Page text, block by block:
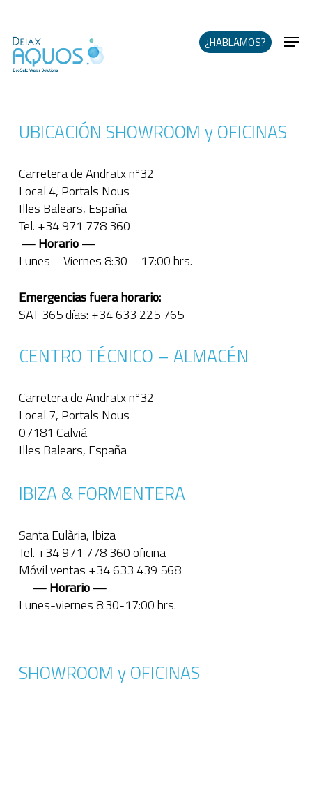
main
content
¿HABLAMOS?
SHOWROOM y OFICINAS
UBICACIÓN SHOWROOM y OFICINAS
Carretera de Andratx nº32
Local 4, Portals Nous
Illes Balears, España
Tel. +34 971 778 360‬
— Horario —
Lunes – Viernes 8:30 – 17:00 hrs.
Emergencias fuera horario:
SAT 365 días: +34 633 225 765
CENTRO TÉCNICO – ALMACÉN
Carretera de Andratx nº32
Local 7, Portals Nous
07181 Calviá
Illes Balears, España
IBIZA & FORMENTERA
Santa Eulària, Ibiza
Tel. +34 971 778 360 oficina
Móvil ventas +34 633 439 568
— Horario —
Lunes-viernes 8:30-17:00 hrs.